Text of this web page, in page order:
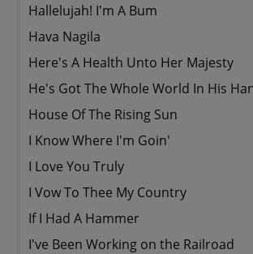
Hallelujah! I'm A Bum
Hava Nagila
Here's A Health Unto Her Majesty
He's Got The Whole World In His
House Of The Rising Sun
I Know Where I'm Goin'
I Love You Truly
I Vow To Thee My Country
If I Had A Hammer
I've Been Working on the